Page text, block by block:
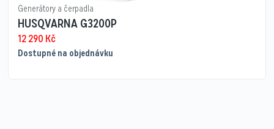
Generátory a čerpadla
HUSQVARNA G3200P
12 290 Kč
Dostupné na objednávku